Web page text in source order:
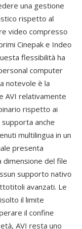
una gestione
rispetto al
video compresso
Cinepak e Indeo
flessibilità ha
computer
notevole è la
AVI relativamente
rispetto ai
anche
multilingua in un
presenta
dimensione del file
supporto nativo
avanzati. Le
il limite
il confine
AVI resta uno